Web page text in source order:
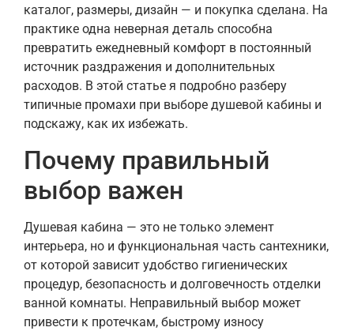
каталог, размеры, дизайн — и покупка сделана. На
практике одна неверная деталь способна
превратить ежедневный комфорт в постоянный
источник раздражения и дополнительных
расходов. В этой статье я подробно разберу
типичные промахи при выборе душевой кабины и
подскажу, как их избежать.
Почему правильный
выбор важен
Душевая кабина — это не только элемент
интерьера, но и функциональная часть сантехники,
от которой зависит удобство гигиенических
процедур, безопасность и долговечность отделки
ванной комнаты. Неправильный выбор может
привести к протечкам, быстрому износу